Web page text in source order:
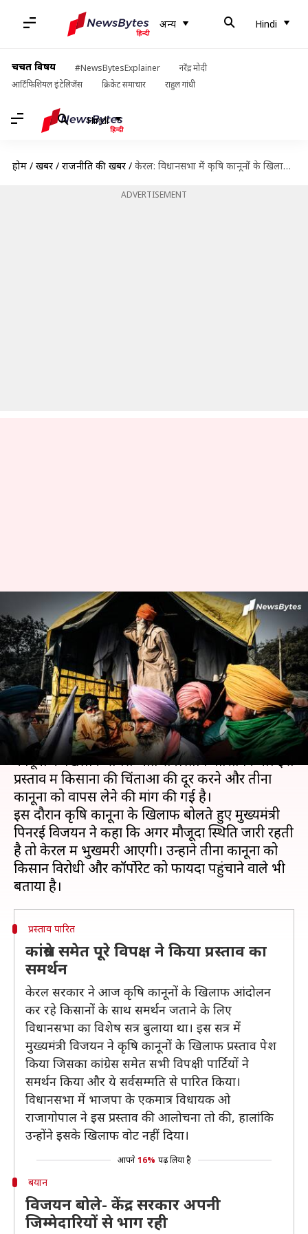
अन्य Hindi
चर्चित विषय #NewsBytesExplainer
नरेंद्र मोदी
आर्टिफिशियल इंटेलिजेंस
क्रिकेट समाचार राहुल गांधी
Hindi
होम / खबरें / राजनीति की खबरें / केरल: विधानसभा में कृषि कानूनों के खिलाफ प्रस्ताव पारित, मुख्यमंत्री बोले- राज्य में भुखमरी आ जाएगी
ADVERTISEMENT
केरल: विधानसभा में कृषि कानूनों के
खिलाफ प्रस्ताव पारित, मुख्यमंत्री
बोले- राज्य में भुखमरी आ जाएगी
लेखन मुकुल तोमर Dec 31, 2020 01:35 pm
क्या है खबर?
केरल विधानसभा ने आज केंद्र सरकार के तीन कृषि
कानूनों के खिलाफ सर्वसम्मति से प्रस्ताव पारित किया। इस
प्रस्ताव में किसानों की चिंताओं की दूर करने और तीनों
कानूनों को वापस लेने की मांग की गई है।
इस दौरान कृषि कानूनों के खिलाफ बोलते हुए मुख्यमंत्री
पिनरई विजयन ने कहा कि अगर मौजूदा स्थिति जारी रहती
है तो केरल में भुखमरी आएगी। उन्होंने तीनों कानूनों को
किसान विरोधी और कॉर्पोरेट को फायदा पहुंचाने वाले भी
प्रस्ताव पारित
कांग्रेस समेत पूरे विपक्ष ने किया प्रस्ताव का
समर्थन
केरल सरकार ने आज कृषि कानूनों के खिलाफ आंदोलन
कर रहे किसानों के साथ समर्थन जताने के लिए
विधानसभा का विशेष सत्र बुलाया था। इस सत्र में
मुख्यमंत्री विजयन ने कृषि कानूनों के खिलाफ प्रस्ताव पेश
किया जिसका कांग्रेस समेत सभी विपक्षी पार्टियों ने
समर्थन किया और ये सर्वसम्मति से पारित किया।
विधानसभा में भाजपा के एकमात्र विधायक ओ
राजागोपाल ने इस प्रस्ताव की आलोचना तो की, हालांकि
उन्होंने इसके खिलाफ वोट नहीं दिया।
आपने 16% पढ़ लिया है
बयान
विजयन बोले- केंद्र सरकार अपनी
जिम्मेदारियों से भाग रही